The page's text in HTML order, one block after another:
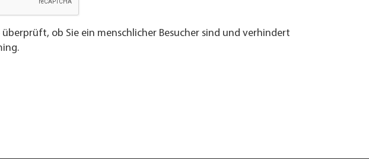
ob Sie ein menschlicher Besucher sind und verhindert